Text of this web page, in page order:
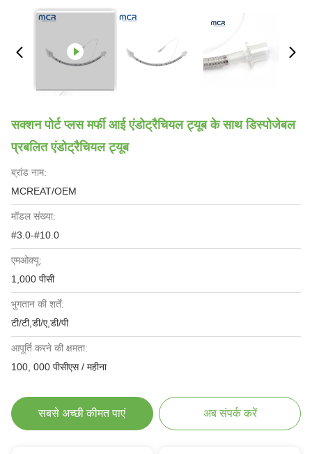
सक्शन पोर्ट प्लस मर्फी आई एंडोट्रैचियल ट्यूब के साथ डिस्पोजेबल
प्रबलित एंडोट्रैचियल ट्यूब
ब्रांड नाम:
MCREAT/OEM
मॉडल संख्या:
#3.0-#10.0
एमओक्यू:
1,000 पीसी
भुगतान की शर्तें:
टी/टी,डी/ए,डी/पी
आपूर्ति करने की क्षमता:
100, 000 पीसीएस / महीना
सबसे अच्छी कीमत पाएं अब संपर्क करें